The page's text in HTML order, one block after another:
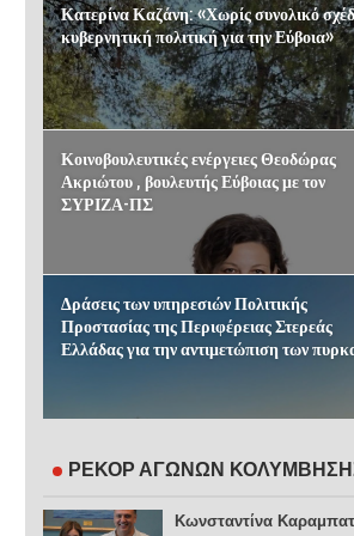
Κατερίνα Καζάνη: «Χωρίς συνολικό
κυβερνητική πολιτική για την Εύβοια»
Κοινοβουλευτικές ενέργειες Θεοδώρας
Ακριώτου , βουλευτής Εύβοιας με τον
ΣΥΡΙΖΑ-ΠΣ
Δράσεις των υπηρεσιών Πολιτικής
Προστασίας της Περιφέρειας Στερεάς
Ελλάδας για την αντιμετώπιση των
ΡΕΚΟΡ ΑΓΩΝΩΝ
Κωνσταντίνα